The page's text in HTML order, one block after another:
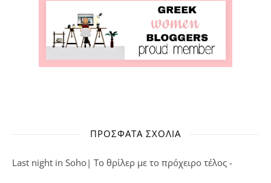
ΠΡΌΣΦΑΤΑ ΣΧΌΛΙΑ
Last night in Soho| Το θρίλερ με το πρόχειρο τέλος -